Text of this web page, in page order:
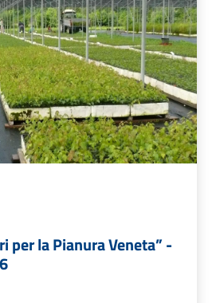
per la Pianura Veneta” -